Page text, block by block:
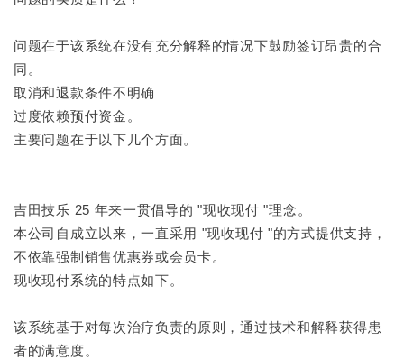
问题在于该系统在没有充分解释的情况下鼓励签订昂贵的合
同。
取消和退款条件不明确
过度依赖预付资金。
主要问题在于以下几个方面。
吉田技乐 25 年来一贯倡导的 "现收现付 "理念。
本公司自成立以来，一直采用 "现收现付 "的方式提供支持，
不依靠强制销售优惠券或会员卡。
现收现付系统的特点如下。
该系统基于对每次治疗负责的原则，通过技术和解释获得患
者的满意度。